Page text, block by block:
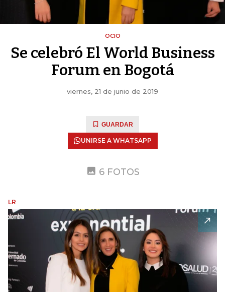
OCIO
Se celebró El World Business
Forum en Bogotá
viernes, 21 de junio de 2019
GUARDAR
UNIRSE A WHATSAPP
6 FOTOS
LR